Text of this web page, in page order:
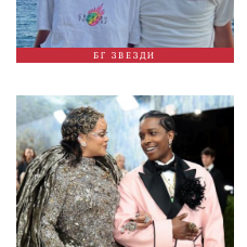
БГ ЗВЕЗДИ